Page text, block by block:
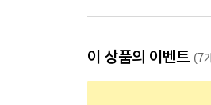
이 상품의 이벤트 (7